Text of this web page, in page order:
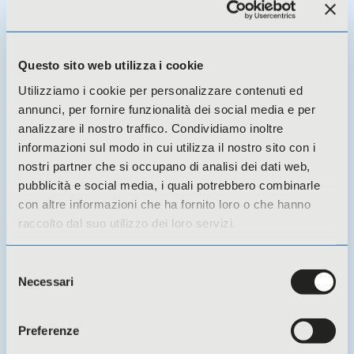
Questo sito web utilizza i cookie
Utilizziamo i cookie per personalizzare contenuti ed
annunci, per fornire funzionalità dei social media e per
analizzare il nostro traffico. Condividiamo inoltre
informazioni sul modo in cui utilizza il nostro sito con i
nostri partner che si occupano di analisi dei dati web,
pubblicità e social media, i quali potrebbero combinarle
con altre informazioni che ha fornito loro o che hanno
raccolto dal suo utilizzo dei loro servizi.
delNecessari
Preferenze
CSA Coesi presenta il terzo bilancio di